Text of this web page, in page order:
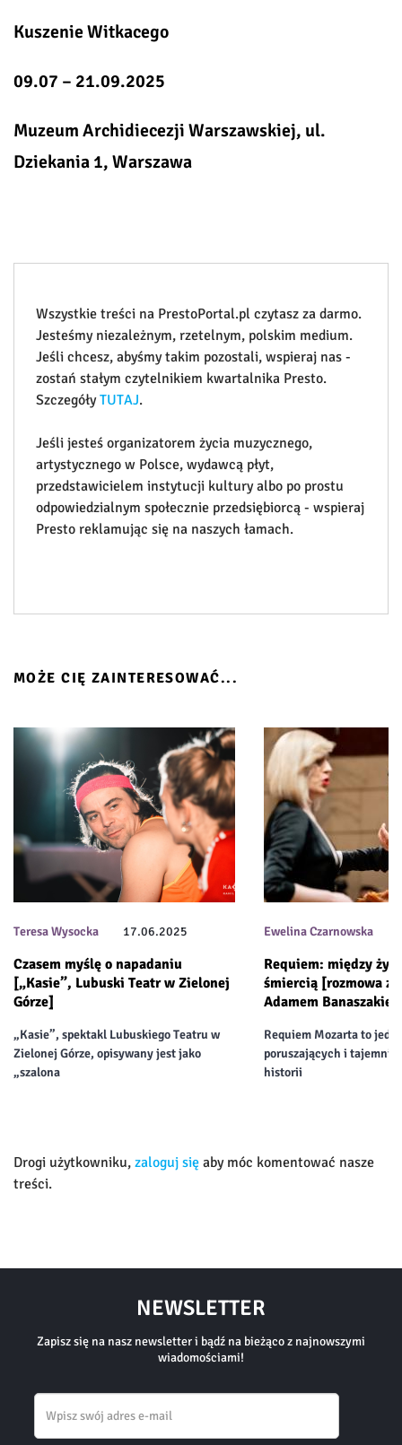
Kuszenie Witkacego
09.07 – 21.09.2025
Muzeum Archidiecezji Warszawskiej, ul.
Dziekania 1, Warszawa
Wszystkie treści na PrestoPortal.pl czytasz za darmo.
Jesteśmy niezależnym, rzetelnym, polskim medium.
Jeśli chcesz, abyśmy takim pozostali, wspieraj nas -
zostań stałym czytelnikiem kwartalnika Presto.
SzczegółyTUTAJ.
Jeśli jesteś organizatorem życia muzycznego,
artystycznego w Polsce, wydawcą płyt,
przedstawicielem instytucji kultury albo po prostu
odpowiedzialnym społecznie przedsiębiorcą - wspieraj
Presto reklamując się na naszych łamach.
MOŻE CIĘ ZAINTERESOWAĆ...
Teresa Wysocka 17.06.2025
Czasem myślę o napadaniu
[„Kasie”, Lubuski Teatr w Zielonej
Górze]
„Kasie”, spektakl Lubuskiego Teatru w
Zielonej Górze, opisywany jest jako
„szalona
Ewelina Czarnowska
Requiem: między
śmiercią [rozmowa z
Adamem
Requiem Mozarta to
poruszających i
historii
Drogi użytkowniku, zaloguj się aby móc komentować nasze
treści.
NEWSLETTER
Zapisz się na nasz newsletter i bądź na bieżąco z najnowszymi
wiadomościami!